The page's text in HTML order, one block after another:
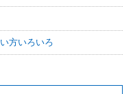
方いろいろ